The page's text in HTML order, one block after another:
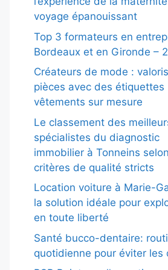
voyage épanouissant
Top 3 formateurs en
Bordeaux et en Gironde –
Créateurs de mode :
pièces avec des étiquettes
vêtements sur mesure
Le classement des
spécialistes du diagnostic
immobilier à Tonneins
critères de qualité stricts
Location voiture à Marie-
la solution idéale pour
en toute liberté
Santé bucco-dentaire:
quotidienne pour éviter les